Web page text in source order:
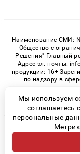
Наименование СМИ:
Общество с
Решения" Главный
Адрес эл. почты:
продукции: 16+
по надзору в
массовых
номер СМИ
© 2026
Мы используем
соглашаетесь
персональные